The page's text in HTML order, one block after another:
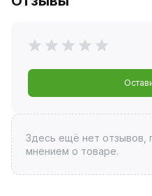
Здесь ещё нет отзывов,
мнением о товаре.